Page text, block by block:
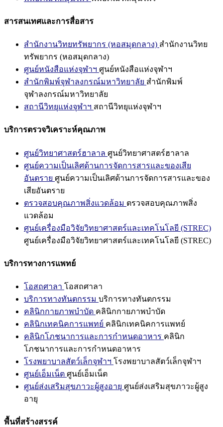
สารสนเทศและการสื่อสาร
สำนักงานวิทยทรัพยากร (หอสมุดกลาง) สำนักงานวิทย
ทรัพยากร (หอสมุดกลาง)
ศูนย์หนังสือแห่งจุฬาฯ ศูนย์หนังสือแห่งจุฬาฯ
สำนักพิมพ์จุฬาลงกรณ์มหาวิทยาลัย สำนักพิมพ์
จุฬาลงกรณ์มหาวิทยาลัย
สถานีวิทยุแห่งจุฬาฯ สถานีวิทยุแห่งจุฬาฯ
บริการตรวจวิเคราะห์คุณภาพ
ศูนย์วิทยาศาสตร์ฮาลาล ศูนย์วิทยาศาสตร์ฮาลาล
ศูนย์ความเป็นเลิศด้านการจัดการสารและของเสีย
อันตราย ศูนย์ความเป็นเลิศด้านการจัดการสารและของ
เสียอันตราย
ตรวจสอบคุณภาพสิ่งแวดล้อม ตรวจสอบคุณภาพสิ่ง
แวดล้อม
ศูนย์เครื่องมือวิจัยวิทยาศาสตร์และเทคโนโลยี (STREC)
ศูนย์เครื่องมือวิจัยวิทยาศาสตร์และเทคโนโลยี (STREC)
บริการทางการแพทย์
โอสถศาลา โอสถศาลา
บริการทางทันตกรรม บริการทางทันตกรรม
คลินิกกายภาพบำบัด คลินิกกายภาพบำบัด
คลินิกเทคนิคการแพทย์ คลินิกเทคนิคการแพทย์
คลินิกโภชนาการและการกำหนดอาหาร คลินิก
โภชนาการและการกำหนดอาหาร
โรงพยาบาลสัตว์เล็กจุฬาฯ โรงพยาบาลสัตว์เล็กจุฬาฯ
ศูนย์เอ็มเน็ต ศูนย์เอ็มเน็ต
ศูนย์ส่งเสริมสุขภาวะผู้สูงอายุ ศูนย์ส่งเสริมสุขภาวะผู้สูง
อายุ
พื้นที่สร้างสรรค์